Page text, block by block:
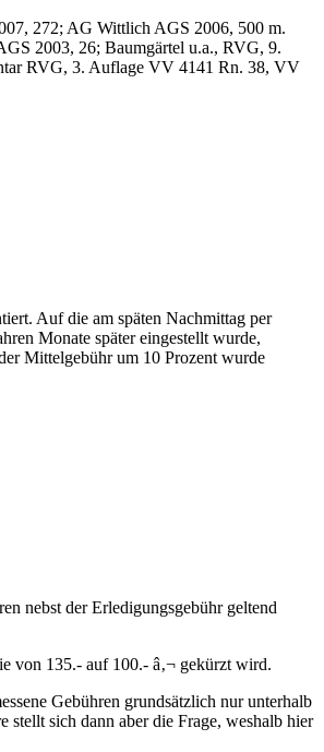
272; AG Wittlich AGS 2006, 500 m.
2003, 26; Baumgärtel u.a., RVG, 9.
RVG, 3. Auflage VV 4141 Rn. 38, VV
Auf die am späten Nachmittag per
Monate später eingestellt wurde,
Mittelgebühr um 10 Prozent wurde
nebst der Erledigungsgebühr geltend
von 135.- auf 100.- â‚¬ gekürzt wird.
Gebühren grundsätzlich nur unterhalb
stellt sich dann aber die Frage, weshalb hier